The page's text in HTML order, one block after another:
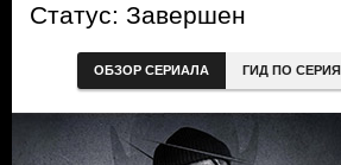
Статус: Завершен
ОБЗОР СЕРИАЛА ГИД ПО